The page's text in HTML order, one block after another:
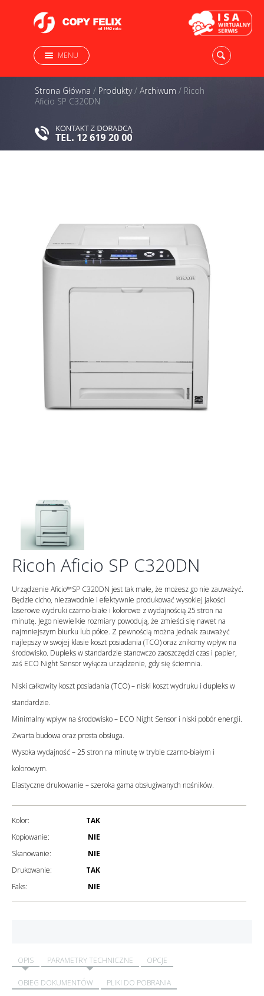
MENU
Strona Główna / Produkty/ Archiwum / Ricoh
Aficio SP C320DN
Ricoh Aficio SP C320DN
Urządzenie Aficio™SP C320DN jest tak małe, że możesz go nie zauważyć.
Będzie cicho, niezawodnie i efektywnie produkować wysokiej jakości
laserowe wydruki czarno-białe i kolorowe z wydajnością 25 stron na
minutę. Jego niewielkie rozmiary powodują, że zmieści się nawet na
najmniejszym biurku lub półce. Z pewnością można jednak zauważyć
najlepszy w swojej klasie koszt posiadania (TCO) oraz znikomy wpływ na
środowisko. Dupleks w standardzie stanowczo zaoszczędzi czas i papier,
zaś ECO Night Sensor wyłącza urządzenie, gdy się ściemnia.
Niski całkowity koszt posiadania (TCO) – niski koszt wydruku i dupleks w
standardzie.
Minimalny wpływ na środowisko – ECO Night Sensor i niski pobór energii.
Zwarta budowa oraz prosta obsługa.
Wysoka wydajność – 25 stron na minutę w trybie czarno-białym i
kolorowym.
Elastyczne drukowanie – szeroka gama obsługiwanych nośników.
Kolor:
TAK
Kopiowanie:
NIE
Skanowanie:
NIE
Drukowanie:
TAK
Faks:
NIE
OPIS PARAMETRY TECHNICZNE OPCJE
OBIEG DOKUMENTÓW
PLIKI DO POBRANIA